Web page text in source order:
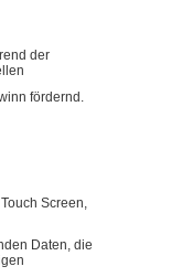
der
fördernd.
Screen,
Daten, die